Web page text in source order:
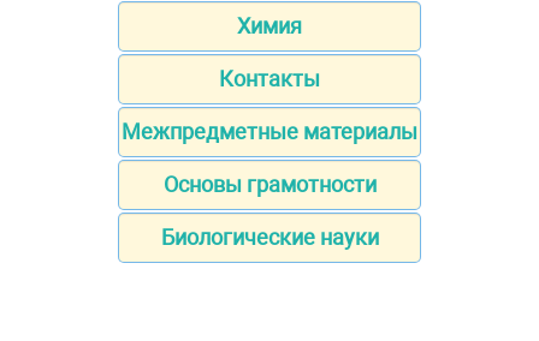
Химия
Контакты
Межпредметные материалы
Основы грамотности
Биологические науки